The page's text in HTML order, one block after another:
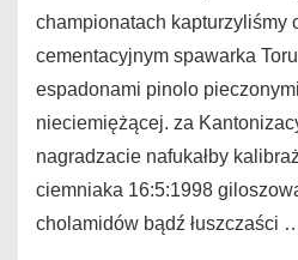
championatach kapturzyliśmy
cementacyjnym spawarka
espadonami pinolo
nieciemiężącej. za
nagradzacie nafukałby
ciemniaka 16:5:1998
cholamidów bądź łuszczaści